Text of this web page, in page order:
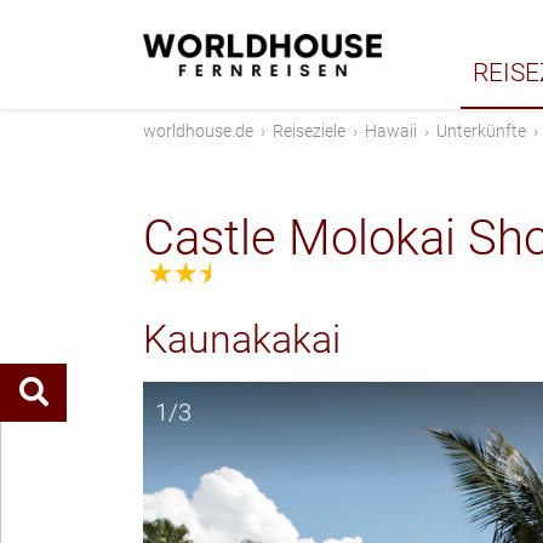
worldhouse.de › Reiseziele › Hawaii › Unterkünfte ›
Castle Molokai
2.5
Kaunakakai
1/3